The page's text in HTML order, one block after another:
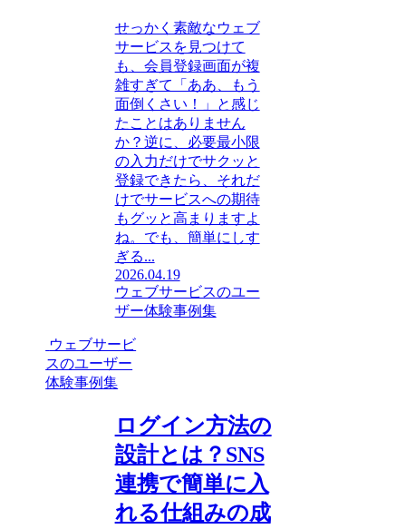
せっかく素敵なウェブ
サービスを見つけて
も、会員登録画面が複
雑すぎて「ああ、もう
面倒くさい！」と感じ
たことはありません
か？逆に、必要最小限
の入力だけでサクッと
登録できたら、それだ
けでサービスへの期待
もグッと高まりますよ
ね。でも、簡単にしす
ぎる...
2026.04.19
ウェブサービスのユー
ザー体験事例集
ウェブサービ
スのユーザー
体験事例集
ログイン方法の
設計とは？SNS
連携で簡単に入
れる仕組みの成